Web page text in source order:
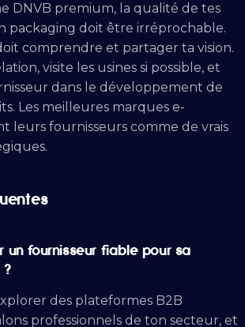
DNVB premium, la qualité de tes
packaging doit être irréprochable.
comprendre et partager ta vision.
visite les usines si possible, et
dans le développement de
Les meilleures marques e-
leurs fournisseurs comme de vrais
un fournisseur fiable pour sa
des plateformes B2B
professionnels de ton secteur, et